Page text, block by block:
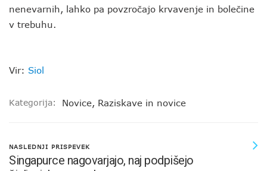
nenevarnih, lahko pa povzročajo krvavenje in bolečine
v trebuhu.
Vir: Siol
Kategorija: Novice, Raziskave in novice
NASLEDNJI PRISPEVEK
Singapurce nagovarjajo, naj podpišejo